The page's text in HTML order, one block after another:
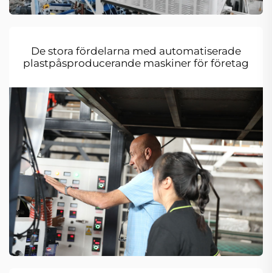
De stora fördelarna med automatiserade
plastpåsproducerande maskiner för företag